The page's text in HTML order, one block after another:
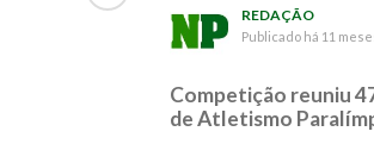
REDAÇÃO
Publicado há 11
Competição reuniu
de Atletismo